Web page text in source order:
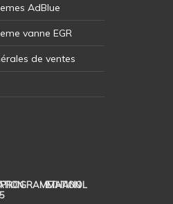
AdBlue
vanne EGR
de ventes
ETHANOL